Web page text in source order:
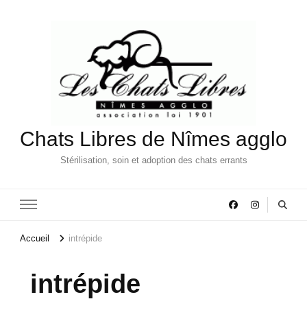
Chats Libres de Nîmes agglo
Stérilisation, soin et adoption des chats errants
Accueil intrépide
intrépide